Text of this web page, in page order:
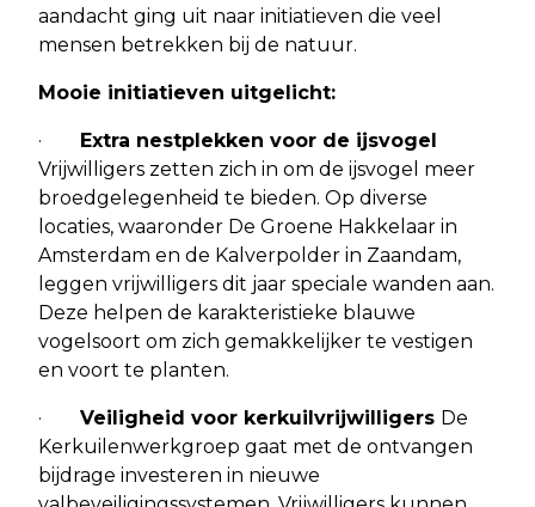
aandacht ging uit naar initiatieven die veel
mensen betrekken bij de natuur.
Mooie initiatieven uitgelicht:
· Extra nestplekken voor de ijsvogel
Vrijwilligers zetten zich in om de ijsvogel meer
broedgelegenheid te bieden. Op diverse
locaties, waaronder De Groene Hakkelaar in
Amsterdam en de Kalverpolder in Zaandam,
leggen vrijwilligers dit jaar speciale wanden aan.
Deze helpen de karakteristieke blauwe
vogelsoort om zich gemakkelijker te vestigen
en voort te planten.
· Veiligheid voor kerkuilvrijwilligers De
Kerkuilenwerkgroep gaat met de ontvangen
bijdrage investeren in nieuwe